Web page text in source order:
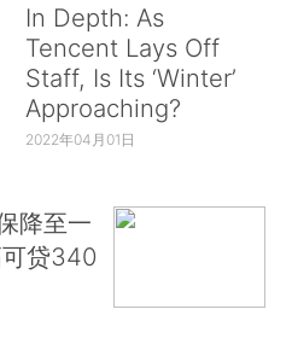
In Depth: As
Tencent Lays Off
Staff, Is Its ‘Winter’
Approaching?
2022年04月01日
降至一
贷340